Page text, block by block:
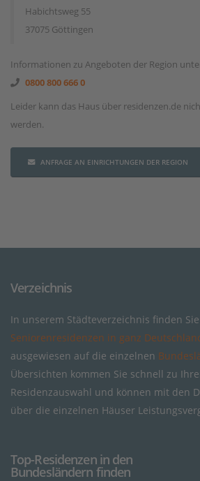
Habichtsweg 55
37075 Göttingen
Informationen zu Angeboten der Region
0800 800 666 0
Leider kann das Haus über residenzen.de
werden.
ANFRAGE AN EINRICHTUNGEN DER REGION
Verzeichnis
In unserem Städteverzeichnis finden
Seniorenresidenzen in ganz
ausgewiesen auf die einzelnen
Übersichten kommen Sie schnell zu
Residenzauswahl und können mit den
über die einzelnen Häuser
Top-Residenzen in den
Bundesländern finden